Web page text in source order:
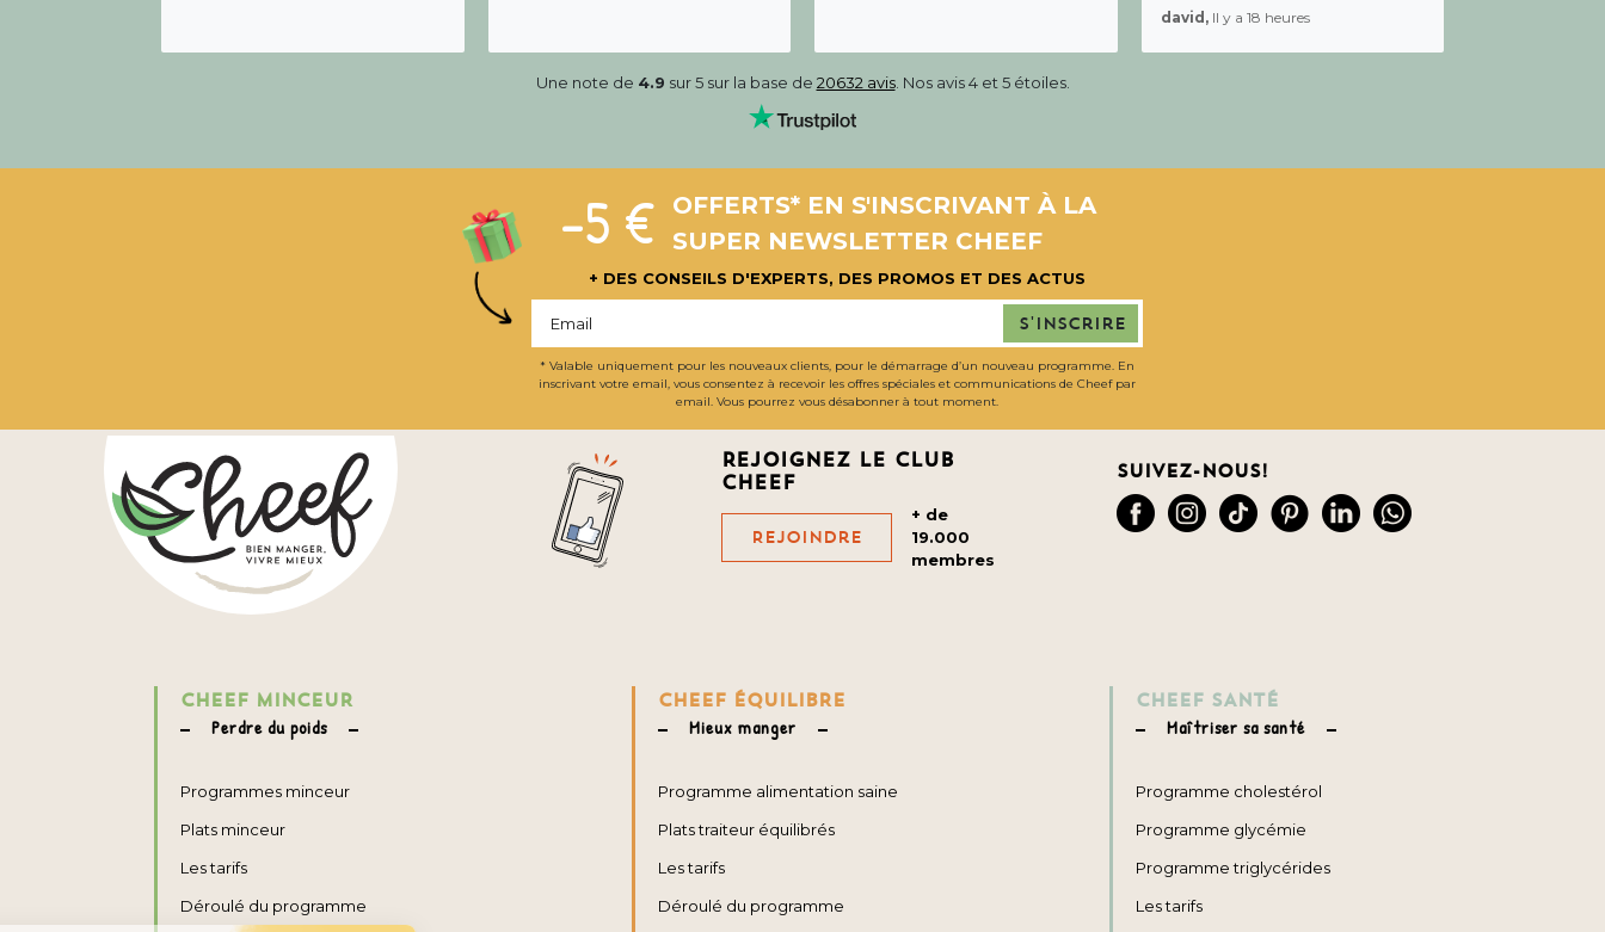
david, Il y a 18 heures
Une note de 4.9 sur 5 sur la base de 20632 avis. Nos avis 4 et 5 étoiles.
-5 €
OFFERTS* EN S'INSCRIVANT À LA
SUPER NEWSLETTER CHEEF
+ DES CONSEILS D'EXPERTS, DES PROMOS ET DES ACTUS
S'inscrire
* Valable uniquement pour les nouveaux clients, pour le démarrage d’un nouveau programme. En
inscrivant votre email, vous consentez à recevoir les offres spéciales et communications de Cheef par
email. Vous pourrez vous désabonner à tout moment.
Rejoignez le club
cheef
Rejoindre
+ de
19.000
membres
Suivez-nous!
CHEEF MINCEUR
Perdre du poids
Programmes minceur
Plats minceur
Les tarifs
Déroulé du programme
CHEEF ÉQUILIBRE
Mieux manger
Programme alimentation saine
Plats traiteur équilibrés
Les tarifs
Déroulé du programme
CHEEF SANTÉ
Maîtriser sa santé
Programme cholestérol
Programme glycémie
Programme triglycérides
Les tarifs